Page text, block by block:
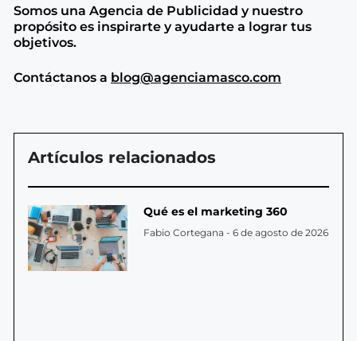
Somos una Agencia de Publicidad y nuestro
propósito es inspirarte y ayudarte a lograr tus
objetivos.
Contáctanos a blog@agenciamasco.com
Artículos relacionados
Qué es el marketing 360
Fabio Cortegana 6 de agosto de 2026